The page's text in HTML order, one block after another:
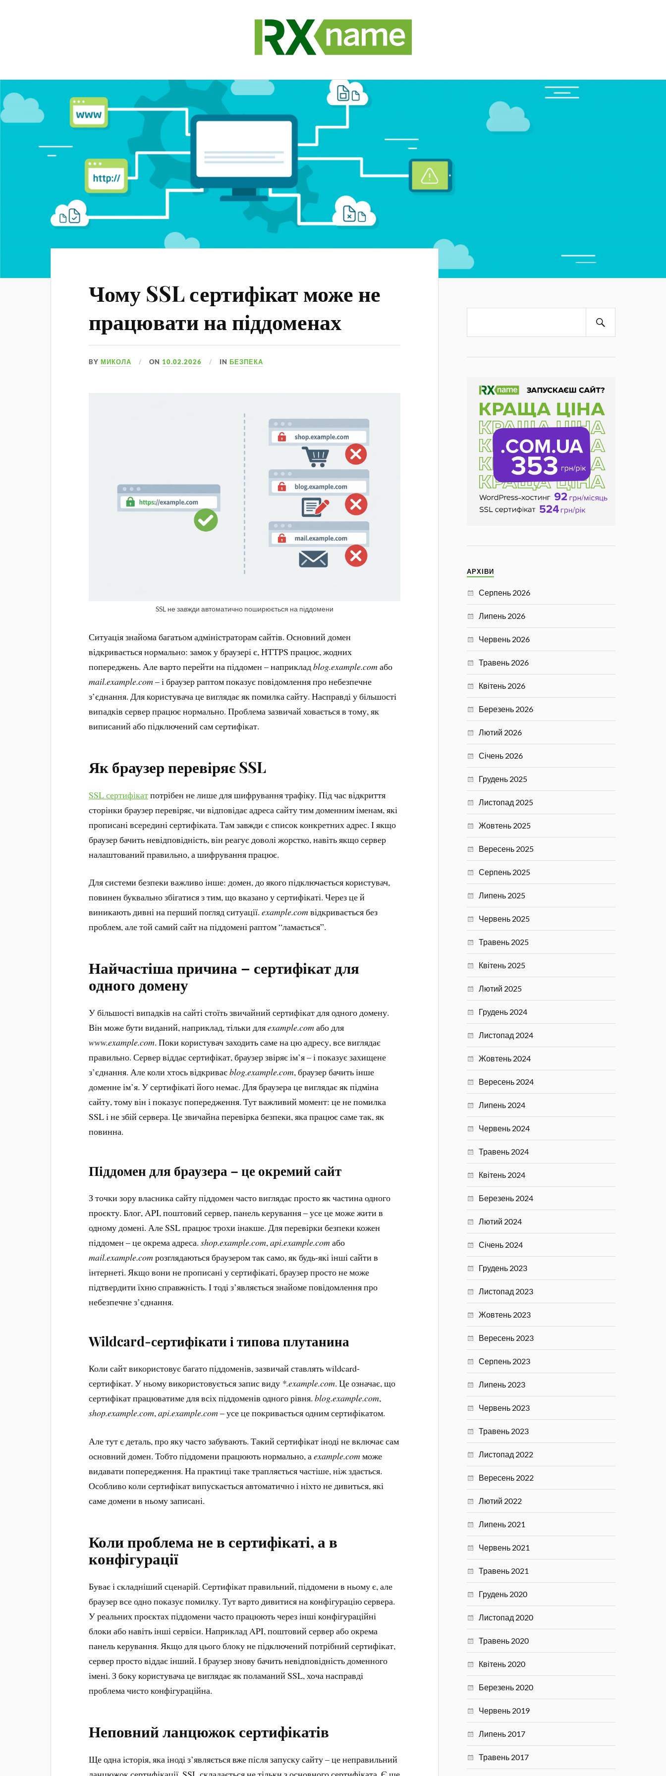
Чому SSL сертифікат може не
працювати на піддоменах
BYМИКОЛА ON 10.02.2026 INБЕЗПЕКА
SSL не завжди автоматично поширюється на піддомени
Ситуація знайома багатьом адміністраторам сайтів. Основний домен
відкривається нормально: замок у браузері є, HTTPS працює, жодних
попереджень. Але варто перейти на піддомен – наприкладblog.example.comабо
mail.example.com– і браузер раптом показує повідомлення про небезпечне
з’єднання. Для користувача це виглядає як помилка сайту. Насправді у більшості
випадків сервер працює нормально. Проблема зазвичай ховається в тому, як
виписаний або підключений сам сертифікат.
Як браузер перевіряє SSL
SSL сертифікатпотрібен не лише для шифрування трафіку. Під час відкриття
сторінки браузер перевіряє, чи відповідає адреса сайту тим доменним іменам, які
прописані всередині сертифіката. Там завжди є список конкретних адрес. І якщо
браузер бачить невідповідність, він реагує доволі жорстко, навіть якщо сервер
налаштований правильно, а шифрування працює.
Для системи безпеки важливо інше: домен, до якого підключається користувач,
повинен буквально збігатися з тим, що вказано у сертифікаті. Через це й
виникають дивні на перший погляд ситуації.example.comвідкривається без
проблем, але той самий сайт на піддомені раптом “ламається”.
Найчастіша причина – сертифікат для
одного домену
У більшості випадків на сайті стоїть звичайний сертифікат для одного домену.
Він може бути виданий, наприклад, тільки дляexample.comабо для
www.example.com. Поки користувач заходить саме на цю адресу, все виглядає
правильно. Сервер віддає сертифікат, браузер звіряє ім’я – і показує захищене
з’єднання. Але коли хтось відкриваєblog.example.com, браузер бачить інше
доменне ім’я. У сертифікаті його немає. Для браузера це виглядає як підміна
сайту, тому він і показує попередження. Тут важливий момент: це не помилка
SSL і не збій сервера. Це звичайна перевірка безпеки, яка працює саме так, як
повинна.
Піддомен для браузера – це окремий сайт
З точки зору власника сайту піддомен часто виглядає просто як частина одного
проєкту. Блог, API, поштовий сервер, панель керування – усе це може жити в
одному домені. Але SSL працює трохи інакше. Для перевірки безпеки кожен
піддомен – це окрема адреса.shop.example.com,api.example.comабо
mail.example.comрозглядаються браузером так само, як будь-які інші сайти в
інтернеті. Якщо вони не прописані у сертифікаті, браузер просто не може
підтвердити їхню справжність. І тоді з’являється знайоме повідомлення про
небезпечне з’єднання.
Wildcard-сертифікати і типова плутанина
Коли сайт використовує багато піддоменів, зазвичай ставлять wildcard-
сертифікат. У ньому використовується запис виду *.example.com. Це означає, що
сертифікат працюватиме для всіх піддоменів одного рівня.blog.example.com,
shop.example.com,api.example.com– усе це покривається одним сертифікатом.
Але тут є деталь, про яку часто забувають. Такий сертифікат іноді не включає сам
основний домен. Тобто піддомени працюють нормально, аexample.comможе
видавати попередження. На практиці таке трапляється частіше, ніж здається.
Особливо коли сертифікат випускається автоматично і ніхто не дивиться, які
саме домени в ньому записані.
Коли проблема не в сертифікаті, а в
конфігурації
Буває і складніший сценарій. Сертифікат правильний, піддомени в ньому є, але
браузер все одно показує помилку. Тут варто дивитися на конфігурацію сервера.
У реальних проєктах піддомени часто працюють через інші конфігураційні
блоки або навіть інші сервіси. Наприклад API, поштовий сервер або окрема
панель керування. Якщо для цього блоку не підключений потрібний сертифікат,
сервер просто віддає інший. І браузер знову бачить невідповідність доменного
імені. З боку користувача це виглядає як поламаний SSL, хоча насправді
проблема чисто конфігураційна.
Неповний ланцюжок сертифікатів
Ще одна історія, яка іноді з’являється вже після запуску сайту – це неправильний
АРХІВИ
Серпень 2026
Липень 2026
Червень 2026
Травень 2026
Квітень 2026
Березень 2026
Лютий 2026
Січень 2026
Грудень 2025
Листопад 2025
Жовтень 2025
Вересень 2025
Серпень 2025
Липень 2025
Червень 2025
Травень 2025
Квітень 2025
Лютий 2025
Грудень 2024
Листопад 2024
Жовтень 2024
Вересень 2024
Липень 2024
Червень 2024
Травень 2024
Квітень 2024
Березень 2024
Лютий 2024
Січень 2024
Грудень 2023
Листопад 2023
Жовтень 2023
Вересень 2023
Серпень 2023
Липень 2023
Червень 2023
Травень 2023
Листопад 2022
Вересень 2022
Лютий 2022
Липень 2021
Червень 2021
Травень 2021
Грудень 2020
Листопад 2020
Травень 2020
Квітень 2020
Березень 2020
Червень 2019
Липень 2017
Травень 2017